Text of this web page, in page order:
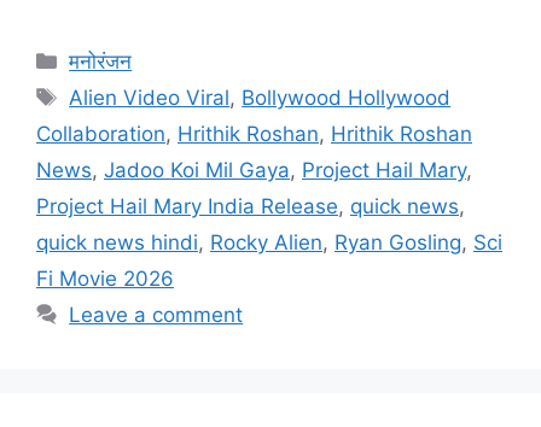
मनोरंजन
Alien Video Viral, Bollywood Hollywood
Collaboration, Hrithik Roshan, Hrithik Roshan
News, Jadoo Koi Mil Gaya, Project Hail Mary,
Project Hail Mary India Release, quick news,
quick news hindi, Rocky Alien, Ryan Gosling, Sci
Fi Movie 2026
Leave a comment